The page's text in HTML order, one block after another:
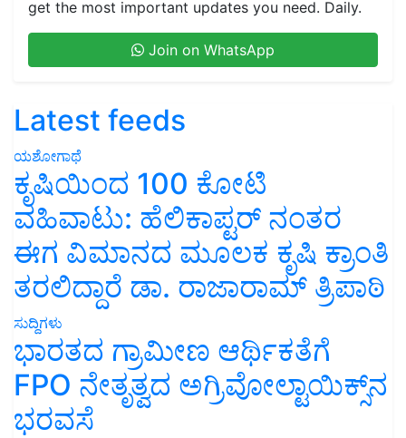
get the most important updates you need. Daily.
Join on WhatsApp
Latest feeds
ಯಶೋಗಾಥೆ
ಕೃಷಿಯಿಂದ 100 ಕೋಟಿ
ವಹಿವಾಟು: ಹೆಲಿಕಾಪ್ಟರ್ ನಂತರ
ಈಗ ವಿಮಾನದ ಮೂಲಕ ಕೃಷಿ ಕ್ರಾಂತಿ
ತರಲಿದ್ದಾರೆ ಡಾ. ರಾಜಾರಾಮ್ ತ್ರಿಪಾಠಿ
ಸುದ್ದಿಗಳು
ಭಾರತದ ಗ್ರಾಮೀಣ ಆರ್ಥಿಕತೆಗೆ
FPO ನೇತೃತ್ವದ ಅಗ್ರಿವೋಲ್ಟಾಯಿಕ್ಸ್‌ನ
ಭರವಸೆ